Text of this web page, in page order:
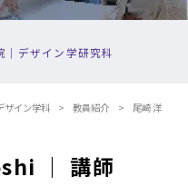
｜デザイン学研究科
ザイン学科 教員紹介 尾崎 洋
｜ 講師